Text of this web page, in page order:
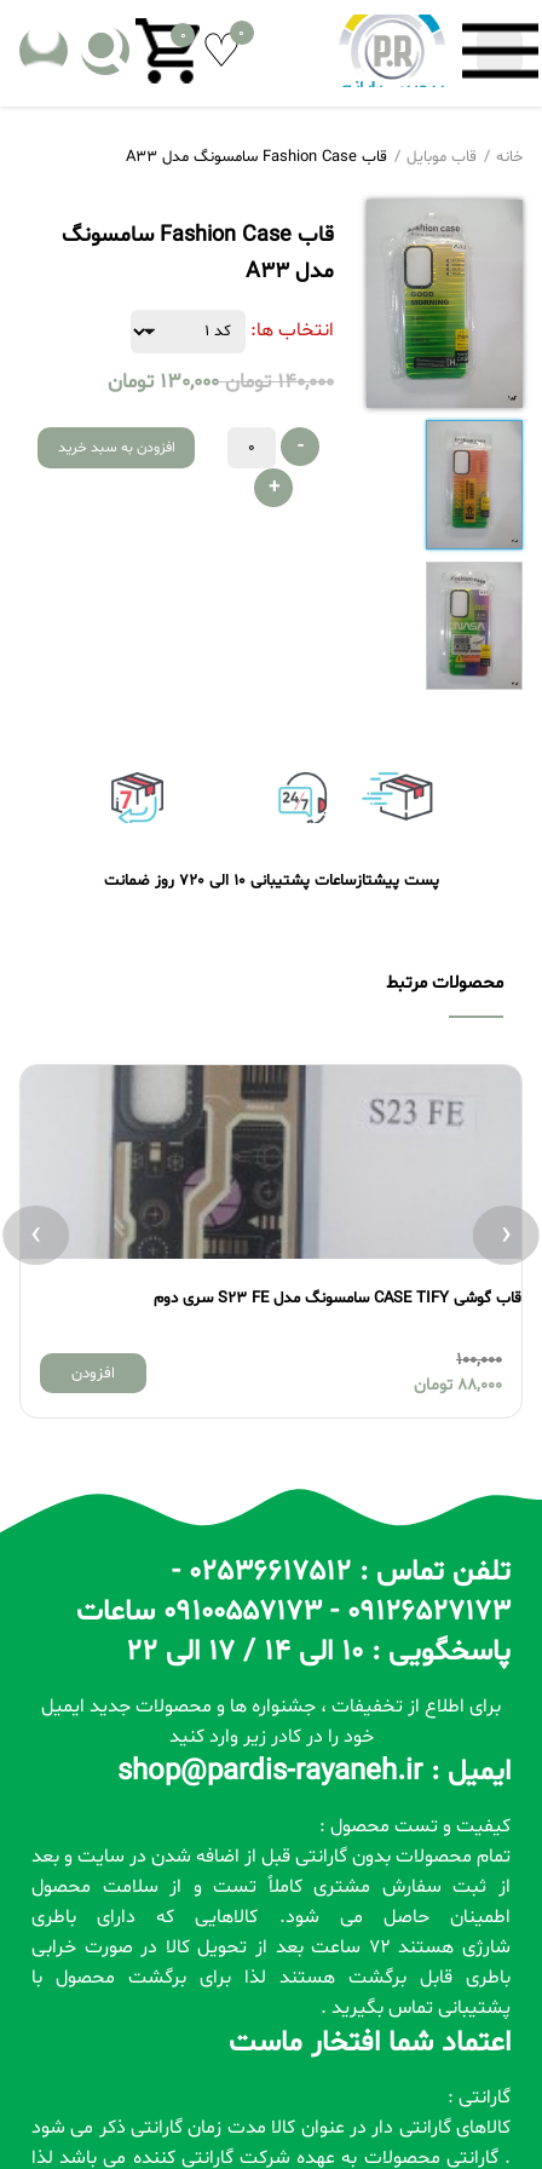
0
0
خانه قاب موبایل قاب Fashion Case سامسونگ مدل A33
قاب Fashion Case سامسونگ
مدل A33
انتخاب ها:
140,000 تومان 130,000 تومان
-
+
افزودن به سبد خرید
پست پیشتازساعات پشتیبانی 10 الی 20 7 روز ضمانت
محصولات مرتبط
قاب گوشی CASE TIFY سامسونگ مدل S23 FE سری دوم
100,000
88,000 تومان
افزودن
‹
›
تلفن تماس : 02536617512 -
09126527173 - 09100557173 ساعات
پاسخگویی : 10 الی 14 / 17 الی 22
برای اطلاع از تخفیفات ، جشنواره ها و محصولات جدید ایمیل
خود را در کادر زیر وارد کنید
ایمیل : shop@pardis-rayaneh.ir
کیفیت و تست محصول :
تمام محصولات بدون گارانتی قبل از اضافه شدن در سایت و بعد
از ثبت سفارش مشتری کاملاً تست و از سلامت محصول
اطمینان حاصل می شود. کالاهایی که دارای باطری
شارژی هستند 72 ساعت بعد از تحویل کالا در صورت خرابی
باطری قابل برگشت هستند لذا برای برگشت محصول با
پشتیبانی تماس بگیرید .
اعتماد شما افتخار ماست
گارانتی :
کالاهای گارانتی دار در عنوان کالا مدت زمان گارانتی ذکر می شود
. گارانتی محصولات به عهده شرکت گارانتی کننده می باشد لذا